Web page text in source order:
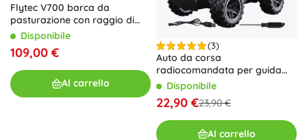
Flytec V700 barca da
pasturazione con raggio di
500 m
Disponibile
109,00 €
Al carrello
(3)
Auto da corsa
radiocomandata per guida
fuoristrada
Disponibile
22,90 €23,90 €
Al carrello